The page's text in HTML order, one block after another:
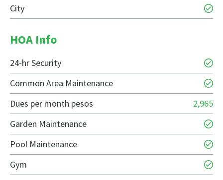
City
HOA Info
24-hr Security
Common Area Maintenance
Dues per month pesos
2,965
Garden Maintenance
Pool Maintenance
Gym